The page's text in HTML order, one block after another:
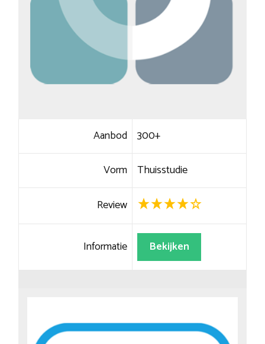
Aanbod 300+
Vorm Thuisstudie
Review
Informatie Bekijken